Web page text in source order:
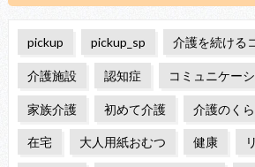
pickup pickup_sp 介護を続ける
介護施設 認知症 コミュニケー
家族介護 初めて介護 介護のく
在宅 大人用紙おむつ 健康